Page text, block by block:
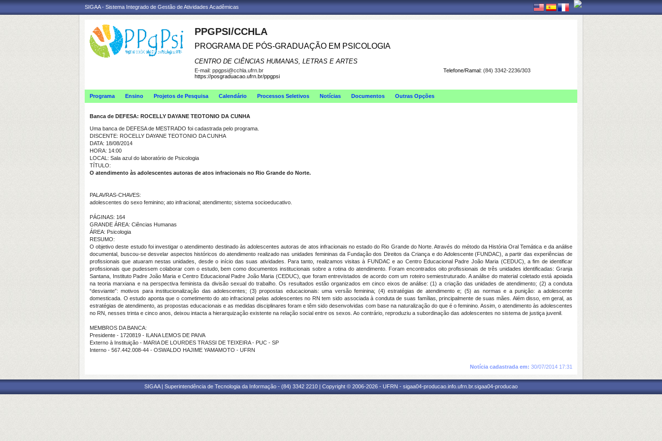
SIGAA - Sistema Integrado de Gestão de Atividades Acadêmicas
PPGPSI/CCHLA
PROGRAMA DE PÓS-GRADUAÇÃO EM PSICOLOGIA
CENTRO DE CIÊNCIAS HUMANAS, LETRAS E ARTES
Telefone/Ramal: (84) 3342-2236/303
E-mail: ppgpsi@cchla.ufrn.br
https://posgraduacao.ufrn.br/ppgpsi
Programa Ensino Projetos de Pesquisa Calendário Processos Seletivos Notícias Documentos Outras Opções
Banca de DEFESA: ROCELLY DAYANE TEOTONIO DA CUNHA
Uma banca de DEFESA de MESTRADO foi cadastrada pelo programa.
DISCENTE: ROCELLY DAYANE TEOTONIO DA CUNHA
DATA: 18/08/2014
HORA: 14:00
LOCAL: Sala azul do laboratório de Psicologia
TÍTULO:
O atendimento às adolescentes autoras de atos infracionais no Rio Grande do Norte.
PALAVRAS-CHAVES:
adolescentes do sexo feminino; ato infracional; atendimento; sistema socioeducativo.
PÁGINAS: 164
GRANDE ÁREA: Ciências Humanas
ÁREA: Psicologia
RESUMO:
O objetivo deste estudo foi investigar o atendimento destinado às adolescentes autoras de atos infracionais no estado do Rio Grande do Norte. Através do método da História Oral Temática e da análise
documental, buscou-se desvelar aspectos históricos do atendimento realizado nas unidades femininas da Fundação dos Direitos da Criança e do Adolescente (FUNDAC), a partir das experiências de
profissionais que atuaram nestas unidades, desde o início das suas atividades. Para tanto, realizamos visitas à FUNDAC e ao Centro Educacional Padre João Maria (CEDUC), a fim de identificar
profissionais que pudessem colaborar com o estudo, bem como documentos institucionais sobre a rotina do atendimento. Foram encontrados oito profissionais de três unidades identificadas: Granja
Santana, Instituto Padre João Maria e Centro Educacional Padre João Maria (CEDUC), que foram entrevistados de acordo com um roteiro semiestruturado. A análise do material coletado está apoiada
na teoria marxiana e na perspectiva feminista da divisão sexual do trabalho. Os resultados estão organizados em cinco eixos de análise: (1) a criação das unidades de atendimento; (2) a conduta
“desviante”: motivos para institucionalização das adolescentes; (3) propostas educacionais: uma versão feminina; (4) estratégias de atendimento e; (5) as normas e a punição: a adolescente
domesticada. O estudo aponta que o cometimento do ato infracional pelas adolescentes no RN tem sido associada à conduta de suas famílias, principalmente de suas mães. Além disso, em geral, as
estratégias de atendimento, as propostas educacionais e as medidas disciplinares foram e têm sido desenvolvidas com base na naturalização do que é o feminino. Assim, o atendimento às adolescentes
no RN, nesses trinta e cinco anos, deixou intacta a hierarquização existente na relação social entre os sexos. Ao contrário, reproduziu a subordinação das adolescentes no sistema de justiça juvenil.
MEMBROS DA BANCA:
Presidente - 1720819 - ILANA LEMOS DE PAIVA
Externo à Instituição - MARIA DE LOURDES TRASSI DE TEIXEIRA - PUC - SP
Interno - 567.442.008-44 - OSWALDO HAJIME YAMAMOTO - UFRN
Notícia cadastrada em: 30/07/2014 17:31
SIGAA | Superintendência de Tecnologia da Informação - (84) 3342 2210 | Copyright © 2006-2026 - UFRN - sigaa04-producao.info.ufrn.br.sigaa04-producao